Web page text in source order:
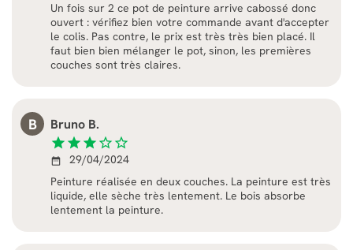
Un fois sur 2 ce pot de peinture arrive cabossé donc
ouvert : vérifiez bien votre commande avant d'accepter
le colis. Pas contre, le prix est très très bien placé. Il
faut bien bien mélanger le pot, sinon, les premières
couches sont très claires.
B Bruno B.
star star star star_border star_border
date_range
29/04/2024
Peinture réalisée en deux couches. La peinture est très
liquide, elle sèche très lentement. Le bois absorbe
lentement la peinture.